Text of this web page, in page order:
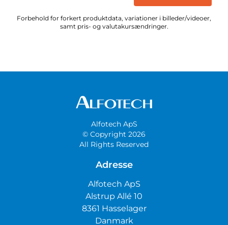
Forbehold for forkert produktdata, variationer i billeder/videoer,
samt pris- og valutakursændringer.
Alfotech ApS
© Copyright 2026
All Rights Reserved
Adresse
Alfotech ApS
Alstrup Allé 10
8361 Hasselager
Danmark